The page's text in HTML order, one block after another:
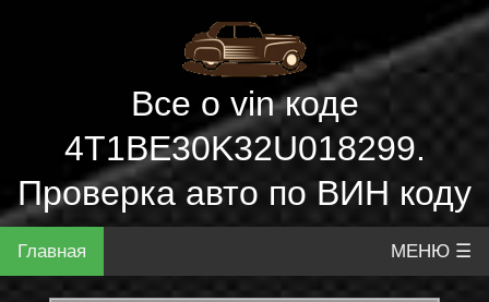
Все о vin коде
4T1BE30K32U018299.
Проверка авто по ВИН коду
Главная МЕНЮ ☰